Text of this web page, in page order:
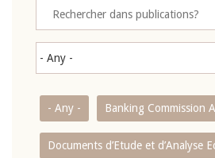
- Any - Banking Commission
Documents d’Etude et d’Analyse